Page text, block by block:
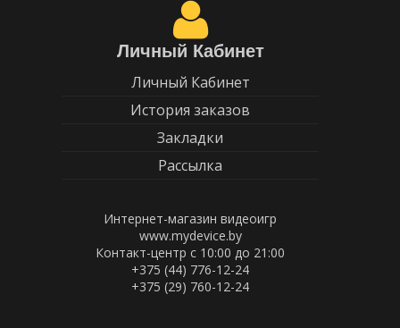
Личный Кабинет
Личный Кабинет
История заказов
Закладки
Рассылка
Интернет-магазин видеоигр
www.mydevice.by
Контакт-центр с 10:00 до 21:00
+375 (44) 776-12-24
+375 (29) 760-12-24